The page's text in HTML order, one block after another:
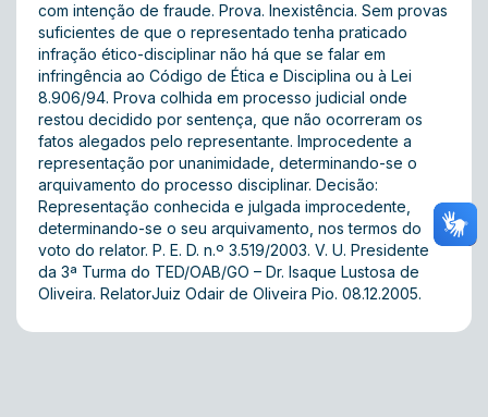
com intenção de fraude. Prova. Inexistência. Sem provas
suficientes de que o representado tenha praticado
infração ético-disciplinar não há que se falar em
infringência ao Código de Ética e Disciplina ou à Lei
8.906/94. Prova colhida em processo judicial onde
restou decidido por sentença, que não ocorreram os
fatos alegados pelo representante. Improcedente a
representação por unanimidade, determinando-se o
arquivamento do processo disciplinar. Decisão:
Representação conhecida e julgada improcedente,
determinando-se o seu arquivamento, nos termos do
voto do relator. P. E. D. n.º 3.519/2003. V. U. Presidente
da 3ª Turma do TED/OAB/GO – Dr. Isaque Lustosa de
Oliveira. RelatorJuiz Odair de Oliveira Pio. 08.12.2005.